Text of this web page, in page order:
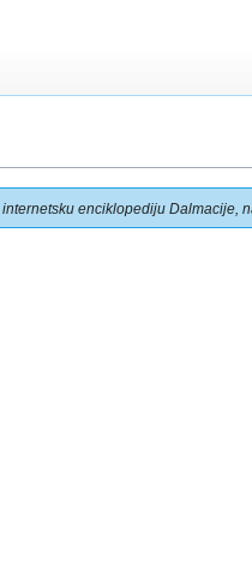
enciklopediju Dalmacije,